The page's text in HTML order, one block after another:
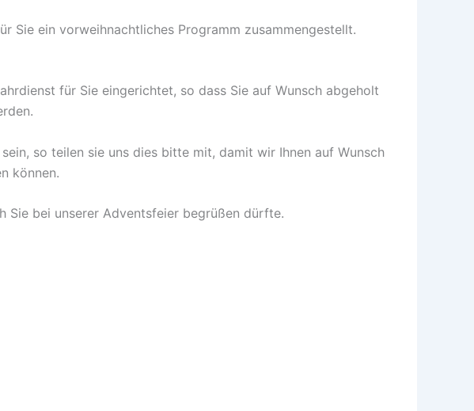
Sie ein vorweihnachtliches Programm zusammengestellt.
für Sie eingerichtet, so dass Sie auf Wunsch abgeholt
so teilen sie uns dies bitte mit, damit wir Ihnen auf Wunsch
können.
Sie bei unserer Adventsfeier begrüßen dürfte.